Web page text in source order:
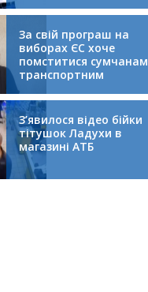
За свій програш на
виборах ЄС хоче
помститися сумчанам
транспортним
колапсом
З’явилося відео бійки
тітушок Ладухи в
магазині АТБ